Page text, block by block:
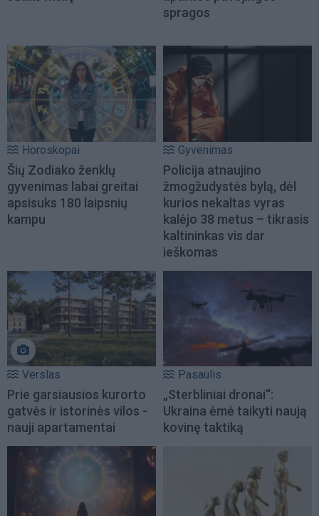
spragos
Horoskopai
Šių Zodiako ženklų
gyvenimas labai greitai
apsisuks 180 laipsnių
kampu
Gyvenimas
Policija atnaujino
žmogžudystės bylą, dėl
kurios nekaltas vyras
kalėjo 38 metus – tikrasis
kaltininkas vis dar
ieškomas
Verslas
Prie garsiausios kurorto
gatvės ir istorinės vilos -
nauji apartamentai
Pasaulis
„Sterbliniai dronai“:
Ukraina ėmė taikyti naują
kovinę taktiką